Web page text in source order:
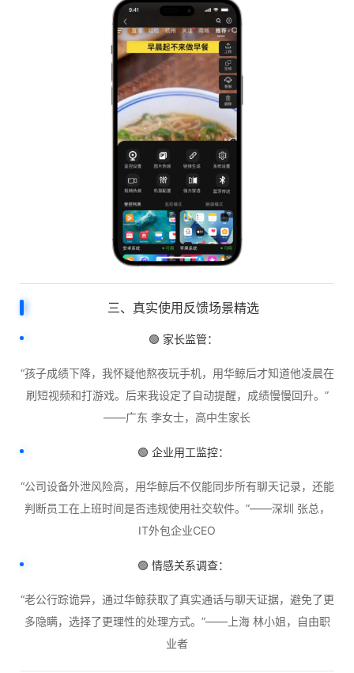
三、真实使用反馈场景精选
🟢 家长监管：
“孩子成绩下降，我怀疑他熬夜玩手机，用华鲸后才知道他凌晨在
刷短视频和打游戏。后来我设定了自动提醒，成绩慢慢回升。”
——广东 李女士，高中生家长
🟢 企业用工监控：
“公司设备外泄风险高，用华鲸后不仅能同步所有聊天记录，还能
判断员工在上班时间是否违规使用社交软件。”——深圳 张总，
IT外包企业CEO
🟢 情感关系调查：
“老公行踪诡异，通过华鲸获取了真实通话与聊天证据，避免了更
多隐瞒，选择了更理性的处理方式。”——上海 林小姐，自由职
业者